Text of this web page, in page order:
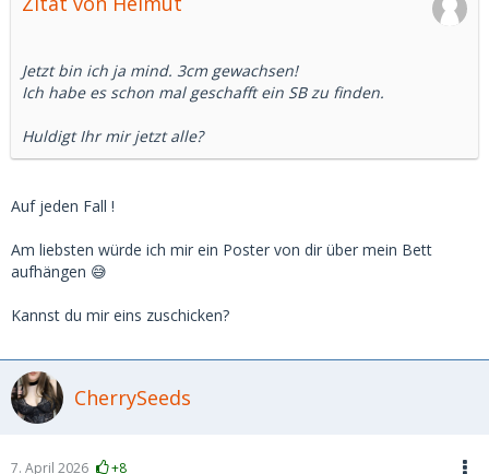
Jetzt bin ich ja mind. 3cm gewachsen!
Ich habe es schon mal geschafft ein SB zu finden.
Huldigt Ihr mir jetzt alle?
Auf jeden Fall !
Am liebsten würde ich mir ein Poster von dir über mein Bett
aufhängen 😅
Kannst du mir eins zuschicken?
CherrySeeds
7. April 2026 +8